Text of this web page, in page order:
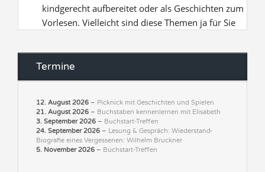
Termine
12. August 2026 – Picknick mit Geschichten und Spielen
21. August 2026 – Buchstaben kennenlernen mit Elisabeth
3. September 2026 – Buchstart-Treffen
24. September 2026 – Lesung & Gespräch: Wiederstand-
Biografie eines Vergessenen: Wilhelm Bruckner
5. November 2026 – Buchstart-Treffen